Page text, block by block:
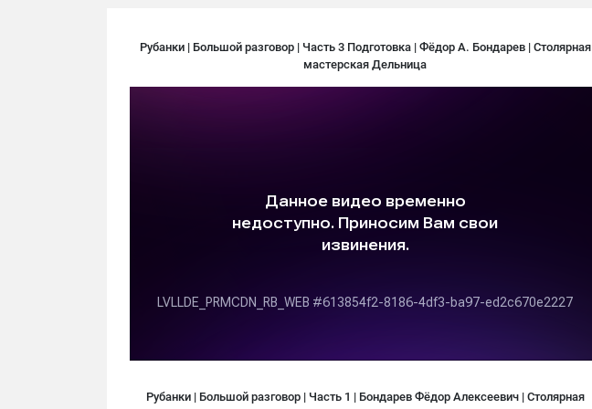
Рубанки | Большой разговор | Часть 3 Подготовка | Фёдор А. Бондарев | Столярная
мастерская Дельница
Рубанки | Большой разговор | Часть 1 | Бондарев Фёдор Алексеевич | Столярная